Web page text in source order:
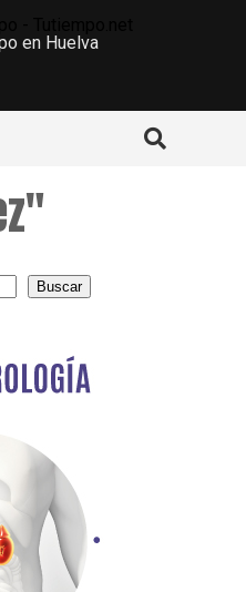
en Huelva
Buscar